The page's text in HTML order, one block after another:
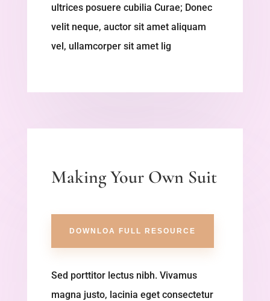
ultrices posuere cubilia Curae; Donec
velit neque, auctor sit amet aliquam
vel, ullamcorper sit amet lig
Making Your Own Suit
DOWNLOA FULL RESOURCE
Sed porttitor lectus nibh. Vivamus
magna justo, lacinia eget consectetur